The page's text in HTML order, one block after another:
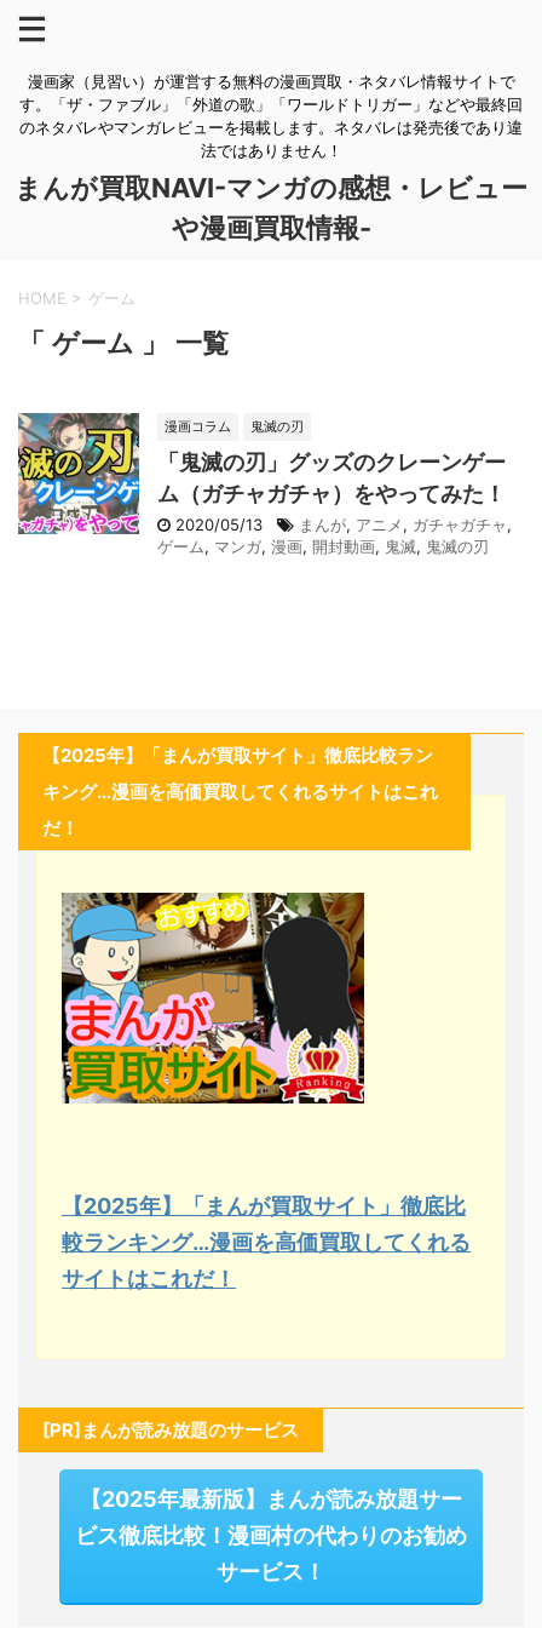
漫画家（見習い）が運営する無料の漫画買取・ネタバレ情報サイトで
す。「ザ・ファブル」「外道の歌」「ワールドトリガー」などや最終回
のネタバレやマンガレビューを掲載します。ネタバレは発売後であり違
法ではありません！
まんが買取NAVI-マンガの感想・レビュー
や漫画買取情報-
HOME > ゲーム
「 ゲーム 」 一覧
漫画コラム 鬼滅の刃
「鬼滅の刃」グッズのクレーンゲー
ム（ガチャガチャ）をやってみた！
2020/05/13 まんが, アニメ, ガチャガチャ,
ゲーム, マンガ, 漫画, 開封動画, 鬼滅, 鬼滅の刃
【2025年】「まんが買取サイト」徹底比較ラン
キング…漫画を高価買取してくれるサイトはこれ
だ！
【2025年】「まんが買取サイト」徹底比
較ランキング…漫画を高価買取してくれる
サイトはこれだ！
[PR]まんが読み放題のサービス
【2025年最新版】まんが読み放題サー
ビス徹底比較！漫画村の代わりのお勧め
サービス！